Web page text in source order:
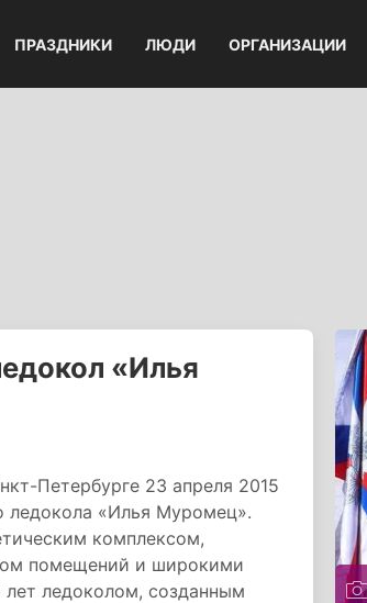
ПРАЗДНИКИ ЛЮДИ ОРГАНИЗАЦИИ
«Илья
Петербурге 23 апреля 2015
ледокола «Илья Муромец».
комплексом,
помещений и широкими
ледоколом, созданным